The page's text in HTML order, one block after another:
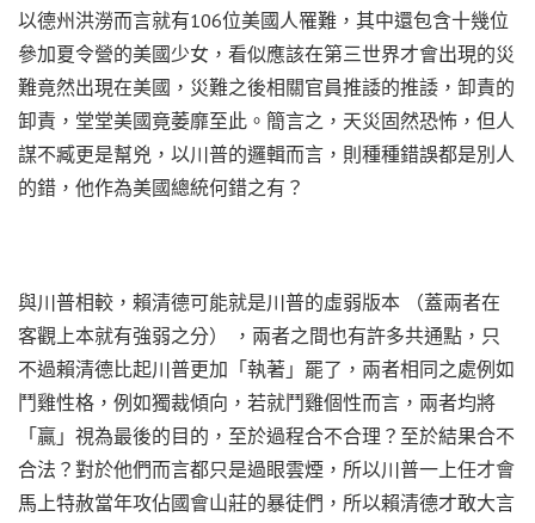
以德州洪澇而言就有106位美國人罹難，其中還包含十幾位
參加夏令營的美國少女，看似應該在第三世界才會出現的災
難竟然出現在美國，災難之後相關官員推諉的推諉，卸責的
卸責，堂堂美國竟萎靡至此。簡言之，天災固然恐怖，但人
謀不臧更是幫兇，以川普的邏輯而言，則種種錯誤都是別人
的錯，他作為美國總統何錯之有？
與川普相較，賴清德可能就是川普的虛弱版本 （蓋兩者在
客觀上本就有強弱之分） ，兩者之間也有許多共通點，只
不過賴清德比起川普更加「執著」罷了，兩者相同之處例如
鬥雞性格，例如獨裁傾向，若就鬥雞個性而言，兩者均將
「贏」視為最後的目的，至於過程合不合理？至於結果合不
合法？對於他們而言都只是過眼雲煙，所以川普一上任才會
馬上特赦當年攻佔國會山莊的暴徒們，所以賴清德才敢大言